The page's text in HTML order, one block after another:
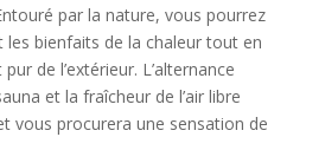
par la nature, vous pourrez
les bienfaits de la chaleur tout en
de l’extérieur. L’alternance
et la fraîcheur de l’air libre
vous procurera une sensation de